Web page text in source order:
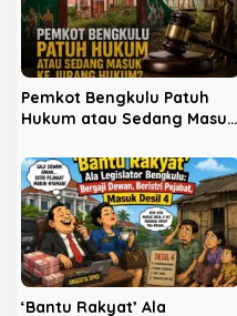
Pemkot Bengkulu Patuh
Hukum atau Sedang Masuk
‘Bantu Rakyat’ Ala